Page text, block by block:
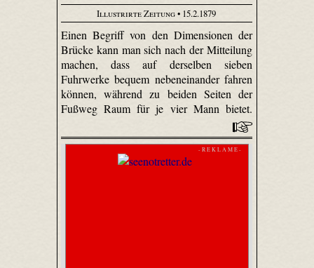
Illustrirte Zeitung• 15.2.1879
Einen Begriff von den Dimensionen der
Brücke kann man sich nach der Mitteilung
machen, dass auf derselben sieben
Fuhrwerke bequem nebeneinander fahren
können, während zu beiden Seiten der
Fußweg Raum für je vier Mann bietet.
- R E K L A M E -